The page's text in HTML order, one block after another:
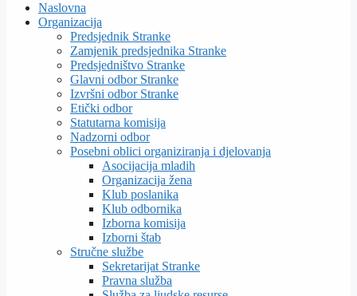
Naslovna
Organizacija
Predsjednik Stranke
Zamjenik predsjednika Stranke
Predsjedništvo Stranke
Glavni odbor Stranke
Izvršni odbor Stranke
Etički odbor
Statutarna komisija
Nadzorni odbor
Posebni oblici organiziranja i djelovanja
Asocijacija mladih
Organizacija žena
Klub poslanika
Klub odbornika
Izborna komisija
Izborni štab
Stručne službe
Sekretarijat Stranke
Pravna služba